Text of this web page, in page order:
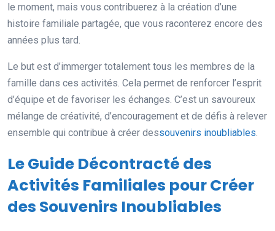
le moment, mais vous contribuerez à la création d’une
histoire familiale partagée, que vous raconterez encore des
années plus tard.
Le but est d’immerger totalement tous les membres de la
famille dans ces activités. Cela permet de renforcer l’esprit
d’équipe et de favoriser les échanges. C’est un savoureux
mélange de créativité, d’encouragement et de défis à relever
ensemble qui contribue à créer dessouvenirs inoubliables.
Le Guide Décontracté des
Activités Familiales pour Créer
des Souvenirs Inoubliables